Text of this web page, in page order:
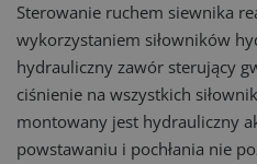
Sterowanie ruchem siewnika
wykorzystaniem siłowników
hydrauliczny zawór sterujący
ciśnienie na wszystkich
montowany jest hydrauliczny
powstawaniu i pochłania nie